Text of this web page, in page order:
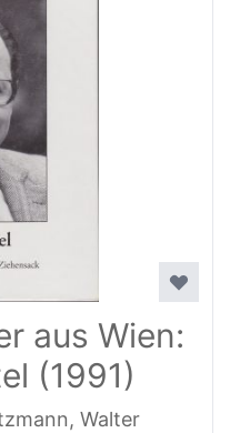
aus Wien:
(1991)
Walter